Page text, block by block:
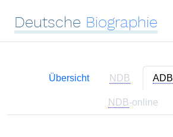
Deutsche Biographie
Übersicht NDB ADB
NDB-online